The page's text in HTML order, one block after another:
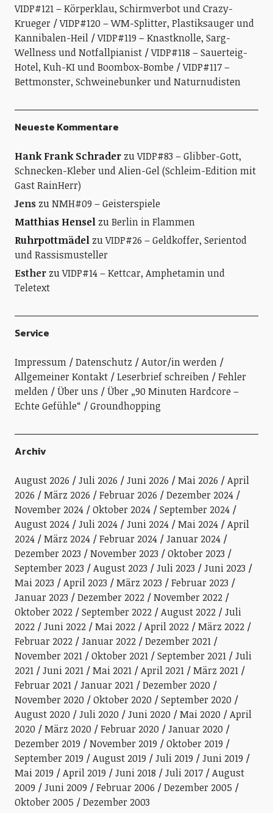
VIDP#121 – Körperklau, Schirmverbot und Crazy-
Krueger
VIDP#120 – WM-Splitter, Plastiksauger und
Kannibalen-Heil
VIDP#119 – Knastknolle, Sarg-
Wellness und Notfallpianist
VIDP#118 – Sauerteig-
Hotel, Kuh-KI und Boombox-Bombe
VIDP#117 –
Bettmonster, Schweinebunker und Naturnudisten
Neueste Kommentare
Hank Frank SchraderzuVIDP#83 – Glibber-Gott,
Schnecken-Kleber und Alien-Gel (Schleim-Edition mit
Gast RainHerr)
JenszuNMH#09 – Geisterspiele
Matthias HenselzuBerlin in Flammen
RuhrpottmädelzuVIDP#26 – Geldkoffer, Serientod
und Rassismusteller
EstherzuVIDP#14 – Kettcar, Amphetamin und
Teletext
Service
Impressum Datenschutz
Autor/in werden
Allgemeiner Kontakt
Leserbrief schreiben
Fehler
melden
Über uns
Über „90 Minuten Hardcore –
Echte Gefühle“
Groundhopping
Archiv
August 2026 Juli 2026 Juni 2026 Mai 2026
April
2026
März 2026 Februar 2026
Dezember 2024
November 2024
Oktober 2024
September 2024
August 2024
Juli 2024 Juni 2024 Mai 2024
April
2024
März 2024 Februar 2024
Januar 2024
Dezember 2023
November 2023
Oktober 2023
September 2023
August 2023 Juli 2023
Juni 2023
Mai 2023
April 2023 März 2023
Februar 2023
Januar 2023
Dezember 2022
November 2022
Oktober 2022
September 2022 August 2022
Juli
2022
Juni 2022 Mai 2022 April 2022
März 2022
Februar 2022
Januar 2022
Dezember 2021
November 2021
Oktober 2021 September 2021
Juli
2021
Juni 2021 Mai 2021 April 2021
März 2021
Februar 2021
Januar 2021
Dezember 2020
November 2020
Oktober 2020
September 2020
August 2020
Juli 2020 Juni 2020 Mai 2020
April
2020
März 2020 Februar 2020
Januar 2020
Dezember 2019
November 2019
Oktober 2019
September 2019
August 2019 Juli 2019
Juni 2019
Mai 2019
April 2019 Juni 2018 Juli 2017
August
2009
Juni 2009 Februar 2006
Dezember 2005
Oktober 2005
Dezember 2003